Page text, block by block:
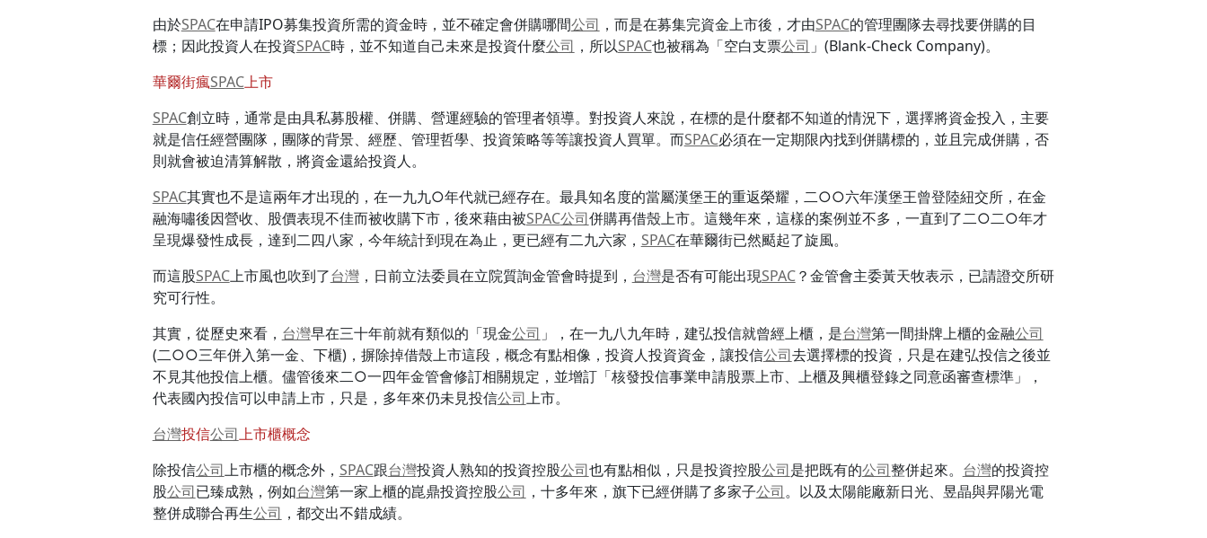
由於SPAC在申請IPO募集投資所需的資金時，並不確定會併購哪間公司 ，而是在募集完資金上市後，才由SPAC的管理團隊去尋找要併購的目
標；因此投資人在投資SPAC時，並不知道自己未來是投資什麼公司 ，所以SPAC也被稱為「空白支票公司 」(Blank-Check Company)。
華爾街瘋SPAC上市
SPAC創立時，通常是由具私募股權、併購、營運經驗的管理者領導。對投資人來說，在標的是什麼都不知道的情況下，選擇將資金投入，主要
就是信任經營團隊，團隊的背景、經歷、管理哲學、投資策略等等讓投資人買單。而SPAC必須在一定期限內找到併購標的，並且完成併購，否
則就會被迫清算解散，將資金還給投資人。
SPAC其實也不是這兩年才出現的，在一九九○年代就已經存在。最具知名度的當屬漢堡王的重返榮耀，二○○六年漢堡王曾登陸紐交所，在金
融海嘯後因營收、股價表現不佳而被收購下市，後來藉由被SPAC公司併購再借殼上市。這幾年來，這樣的案例並不多，一直到了二○二○年才
呈現爆發性成長，達到二四八家，今年統計到現在為止，更已經有二九六家， SPAC在華爾街已然颳起了旋風。
而這股SPAC上市風也吹到了台灣，日前立法委員在立院質詢金管會時提到， 台灣是否有可能出現SPAC？金管會主委黃天牧表示，已請證交所研
究可行性。
其實，從歷史來看， 台灣早在三十年前就有類似的「現金公司 」，在一九八九年時，建弘投信就曾經上櫃，是台灣第一間掛牌上櫃的金融公司
(二○○三年併入第一金、下櫃)，摒除掉借殼上市這段，概念有點相像，投資人投資資金，讓投信公司去選擇標的投資，只是在建弘投信之後並
不見其他投信上櫃。儘管後來二○一四年金管會修訂相關規定，並增訂「核發投信事業申請股票上市、上櫃及興櫃登錄之同意函審查標準」，
代表國內投信可以申請上市，只是，多年來仍未見投信公司上市。
台灣投信公司上市櫃概念
除投信公司上市櫃的概念外， SPAC跟台灣投資人熟知的投資控股公司也有點相似，只是投資控股公司是把既有的公司整併起來。 台灣的投資控
股公司已臻成熟，例如台灣第一家上櫃的崑鼎投資控股公司 ，十多年來，旗下已經併購了多家子公司。以及太陽能廠新日光、昱晶與昇陽光電
整併成聯合再生公司 ，都交出不錯成績。